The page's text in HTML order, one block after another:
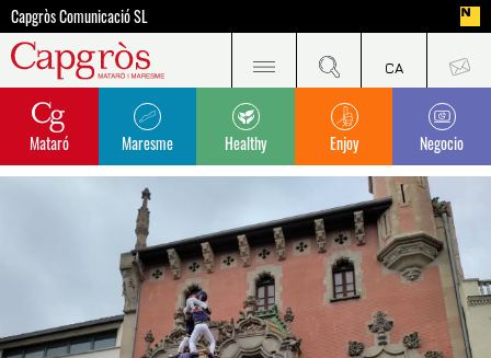
Capgròs Comunicació SL
Mataró Maresme Healthy Enjoy Negocio